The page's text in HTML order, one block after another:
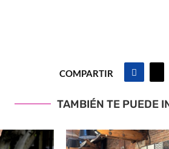
COMPARTIR
TAMBIÉN TE PUEDE